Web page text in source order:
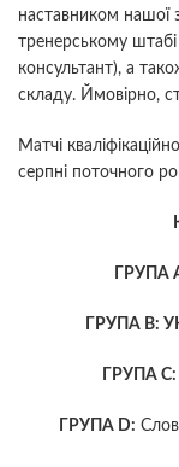
наставником нашої
тренерському
консультант), а
складу. Ймовірно,
Матчі
серпні поточного
ГРУПА
ГРУПА В:
ГРУПА С:
ГРУПА D: